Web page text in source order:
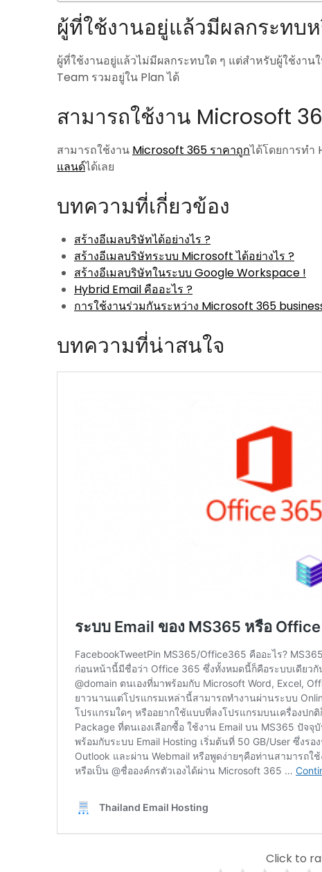
ผู้ที่ใช้งานอยู่แล้วมีผลกระทบ
ผู้ที่ใช้งานอยู่แล้วไม่มีผลกระทบใด ๆ แต่สำหรับผู้ใช้งาน
Team รวมอยู่ใน Plan ได้
สามารถใช้งาน Microsoft
สามารถใช้งาน Microsoft 365 ราคาถูกได้โดยการทำ
แลนด์ได้เลย
บทความที่เกี่ยวข้อง
สร้างอีเมลบริษัทได้อย่างไร ?
สร้างอีเมลบริษัทระบบ Microsoft ได้อย่างไร ?
สร้างอีเมลบริษัทในระบบ Google Workspace !
Hybrid Email คืออะไร ?
การใช้งานร่วมกันระหว่าง Microsoft 365
บทความที่น่าสนใจ
Click to